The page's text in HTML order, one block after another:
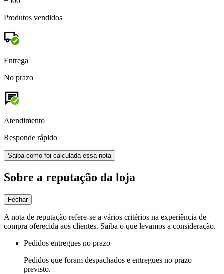
Produtos vendidos
Entrega
No prazo
Atendimento
Responde rápido
Saiba como foi calculada essa nota
Sobre a reputação da loja
Fechar
A nota de reputação refere-se a vários critérios na experiência de
compra oferecida aos clientes. Saiba o que levamos a consideração.
Pedidos entregues no prazo
Pedidos que foram despachados e entregues no prazo
previsto.